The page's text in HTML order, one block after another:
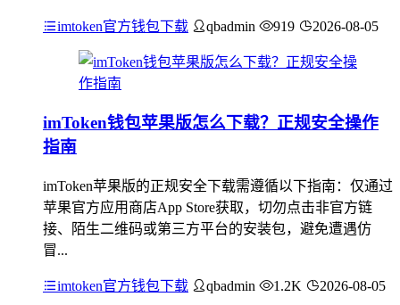
imtoken官方钱包下载 qbadmin 919 2026-08-05
imToken钱包苹果版怎么下载？正规安全操作
指南
imToken苹果版的正规安全下载需遵循以下指南：仅通过
苹果官方应用商店App Store获取，切勿点击非官方链
接、陌生二维码或第三方平台的安装包，避免遭遇仿
冒...
imtoken官方钱包下载 qbadmin 1.2K 2026-08-05